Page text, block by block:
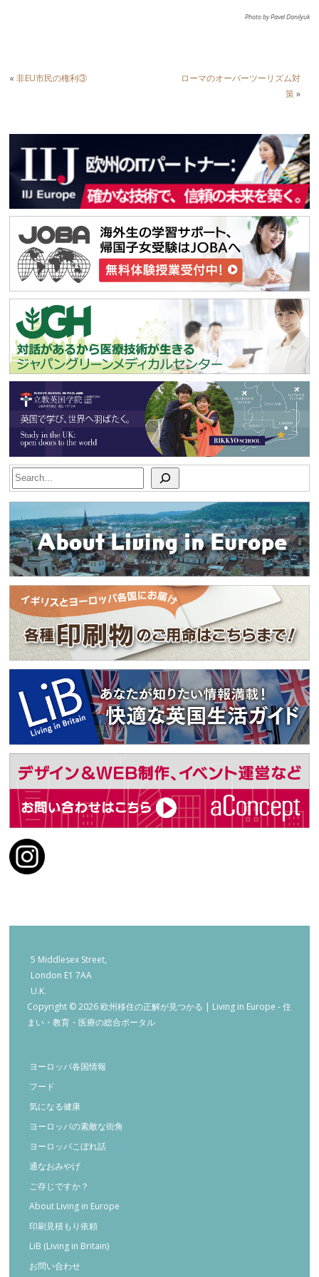
Photo by Pavel Danilyuk
«非EU市民の権利③
ローマのオーバーツーリズム対
策»
Search
5 Middlesex Street,
London E1 7AA
U.K.
Copyright © 2026 欧州移住の正解が見つかる | Living in Europe - 住
まい・教育・医療の総合ポータル
ヨーロッパ各国情報
フード
気になる健康
ヨーロッパの素敵な街角
ヨーロッパこぼれ話
通なおみやげ
ご存じですか？
About Living in Europe
印刷見積もり依頼
LiB (Living in Britain)
お問い合わせ